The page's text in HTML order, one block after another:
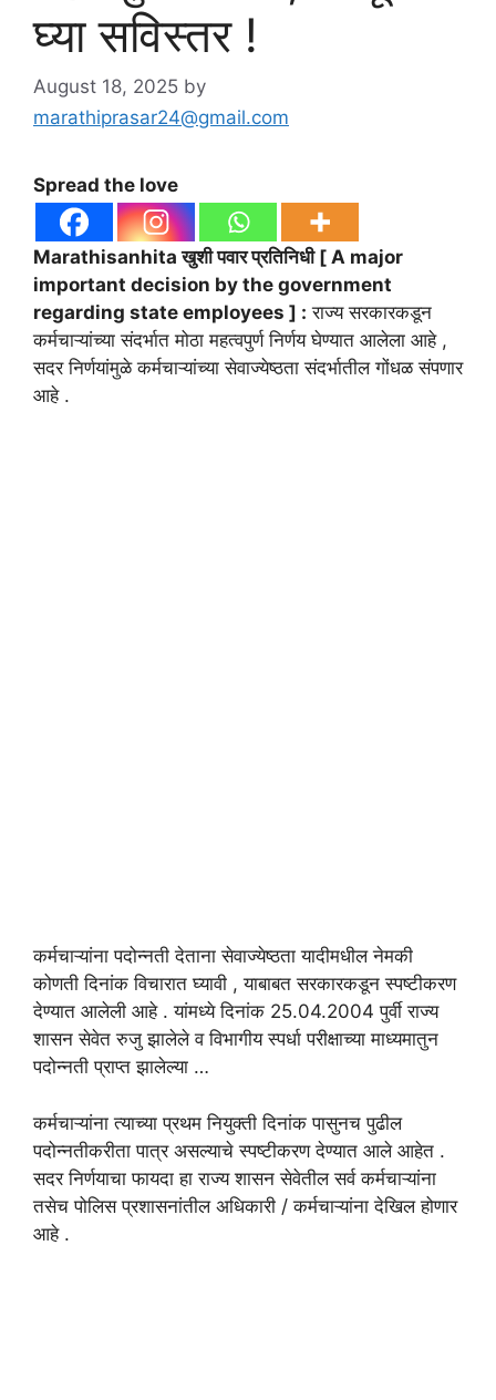
घ्या सविस्तर !
August 18, 2025 by
marathiprasar24@gmail.com
Spread the love
Marathisanhita खुशी पवार प्रतिनिधी [ A major
important decision by the government
regarding state employees ] : राज्य सरकारकडून
कर्मचाऱ्यांच्या संदर्भात मोठा महत्वपुर्ण निर्णय घेण्यात आलेला आहे ,
सदर निर्णयांमुळे कर्मचाऱ्यांच्या सेवाज्येष्ठता संदर्भातील गोंधळ संपणार
आहे .
कर्मचाऱ्यांना पदोन्नती देताना सेवाज्येष्ठता यादीमधील नेमकी
कोणती दिनांक विचारात घ्यावी , याबाबत सरकारकडून स्पष्टीकरण
देण्यात आलेली आहे . यांमध्ये दिनांक 25.04.2004 पुर्वी राज्य
शासन सेवेत रुजु झालेले व विभागीय स्पर्धा परीक्षाच्या माध्यमातुन
पदोन्नती प्राप्त झालेल्या …
कर्मचाऱ्यांना त्याच्या प्रथम नियुक्ती दिनांक पासुनच पुढील
पदोन्नतीकरीता पात्र असल्याचे स्पष्टीकरण देण्यात आले आहेत .
सदर निर्णयाचा फायदा हा राज्य शासन सेवेतील सर्व कर्मचाऱ्यांना
तसेच पोलिस प्रशासनांतील अधिकारी / कर्मचाऱ्यांना देखिल होणार
आहे .